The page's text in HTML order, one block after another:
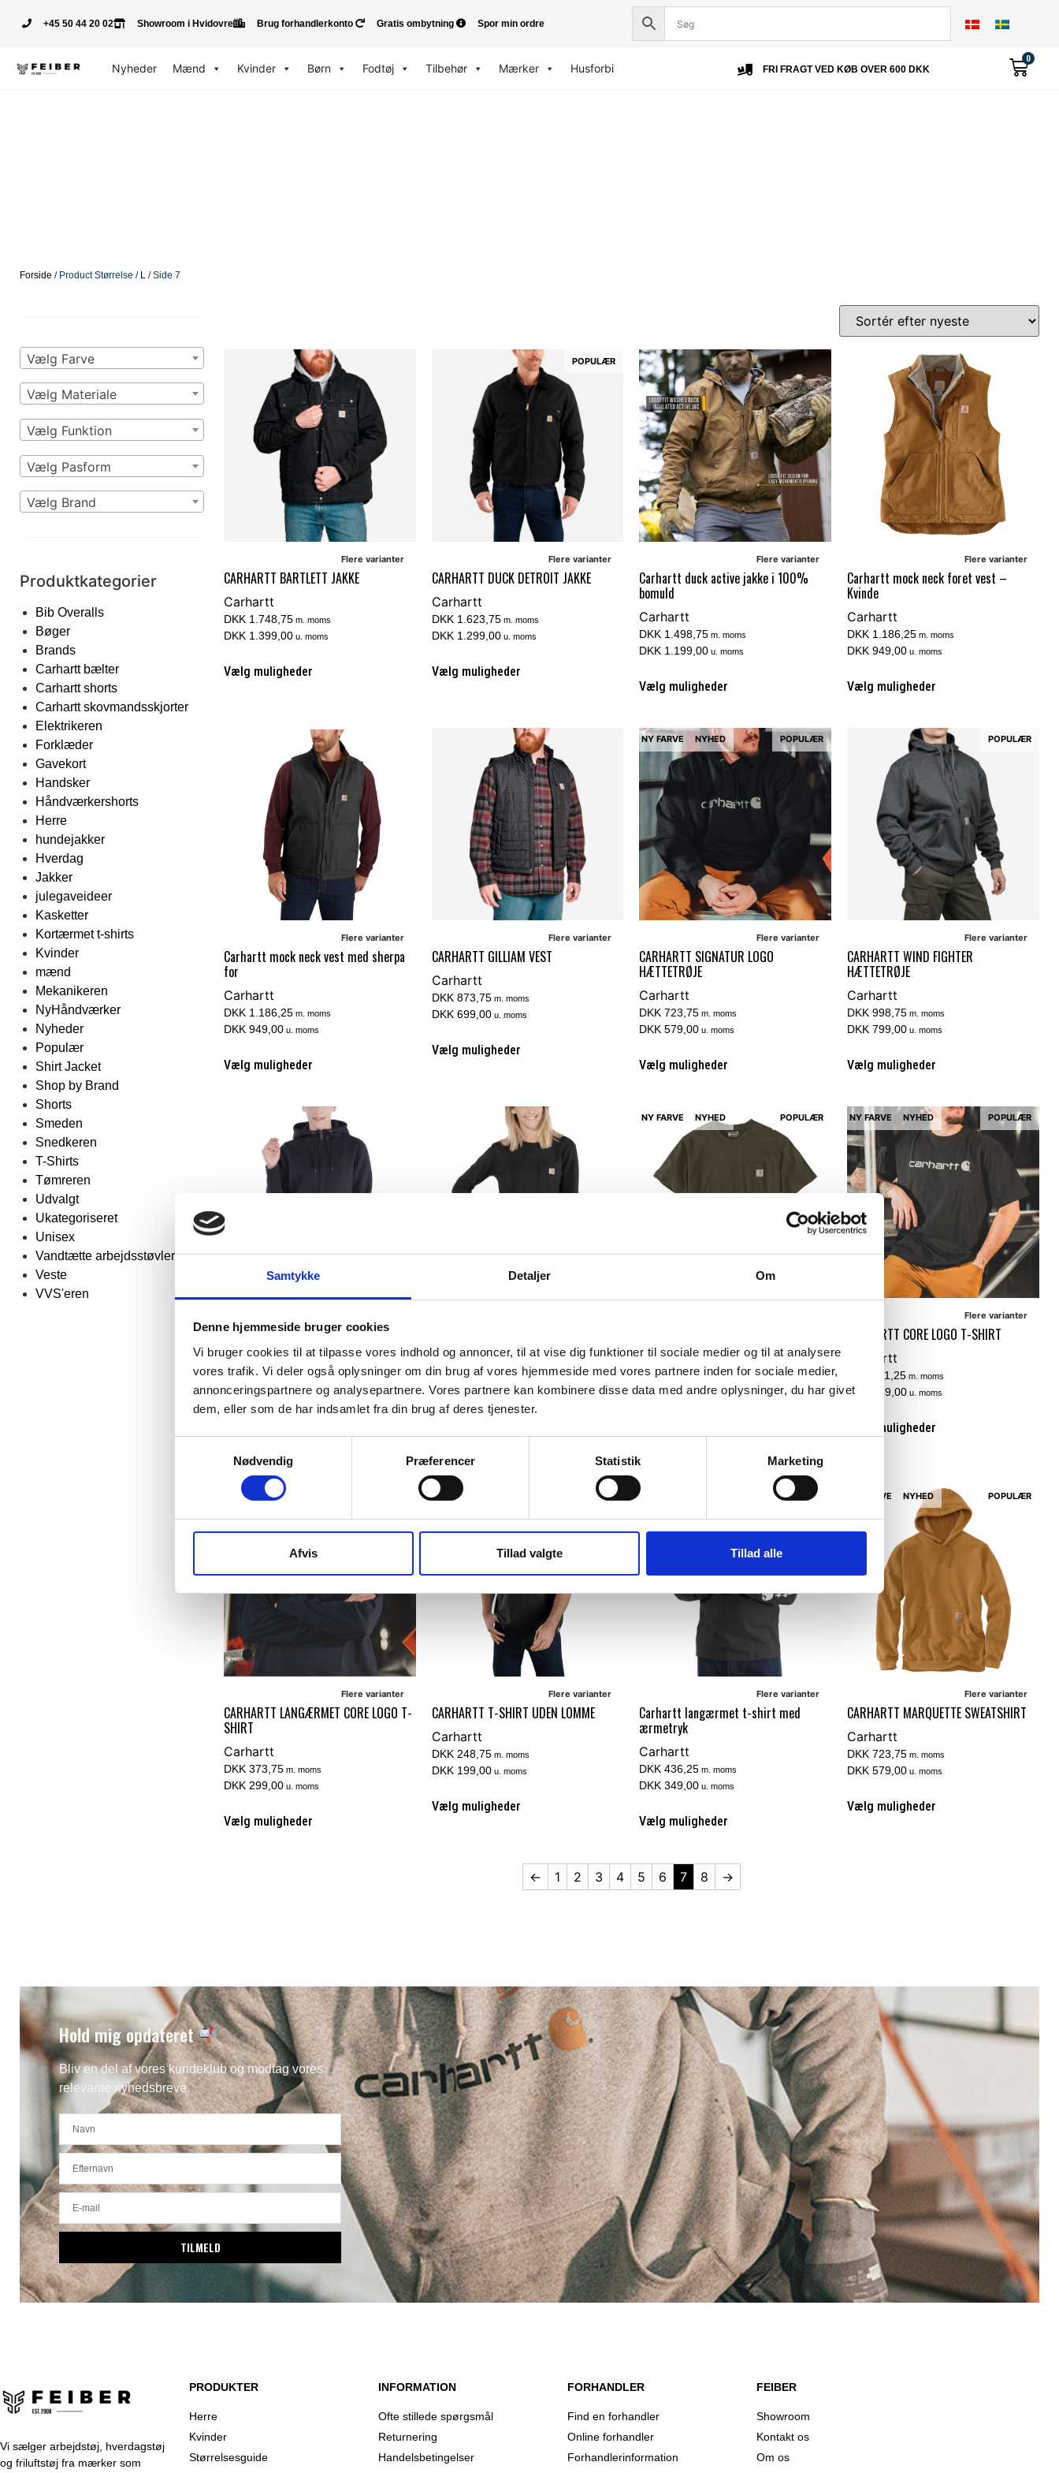
Samtykke Detaljer Om
Denne hjemmeside bruger cookies
Vi bruger cookies til at tilpasse vores indhold og annoncer, til at vise dig funktioner til sociale medier og til at analysere
vores trafik. Vi deler også oplysninger om din brug af vores hjemmeside med vores partnere inden for sociale medier,
annonceringspartnere og analysepartnere. Vores partnere kan kombinere disse data med andre oplysninger, du har givet
dem, eller som de har indsamlet fra din brug af deres tjenester.
Nødvendig
Præferencer Statistik Marketing
Afvis Tillad valgte Tillad alle
+45 50 44 20 02 Showroom i Hvidovre Brug forhandlerkonto Gratis ombytning Spor min ordre
Nyheder Mænd Kvinder Børn Fodtøj Tilbehør Mærker Husforbi FRI FRAGT VED KØB OVER 600 DKK
0
Forside / Product Størrelse / L / Side 7
Vælg Farve
Vælg Materiale
Vælg Funktion
Vælg Pasform
Vælg Brand
Produktkategorier
Bib Overalls
Bøger
Brands
Carhartt bælter
Carhartt shorts
Carhartt skovmandsskjorter
Elektrikeren
Forklæder
Gavekort
Handsker
Håndværkershorts
Herre
hundejakker
Hverdag
Jakker
julegaveideer
Kasketter
Kortærmet t-shirts
Kvinder
mænd
Mekanikeren
NyHåndværker
Nyheder
Populær
Shirt Jacket
Shop by Brand
Shorts
Smeden
Snedkeren
T-Shirts
Tømreren
Udvalgt
Ukategoriseret
Unisex
Vandtætte arbejdsstøvler
Veste
VVS'eren
Flere varianter
CARHARTT BARTLETT JAKKE
Carhartt
DKK 1.748,75m. moms
DKK 1.399,00u. moms
Vælg muligheder
POPULÆR
Flere varianter
CARHARTT DUCK DETROIT JAKKE
Carhartt
DKK 1.623,75m. moms
DKK 1.299,00u. moms
Vælg muligheder
Flere varianter
Carhartt duck active jakke i 100%
bomuld
Carhartt
DKK 1.498,75 m. moms
DKK 1.199,00 u. moms
Vælg muligheder
Flere varianter
Carhartt mock neck foret vest –
Kvinde
Carhartt
DKK 1.186,25 m. moms
DKK 949,00 u. moms
Vælg muligheder
Flere varianter
Carhartt mock neck vest med sherpa
for
Carhartt
DKK 1.186,25m. moms
DKK 949,00u. moms
Vælg muligheder
Flere varianter
CARHARTT GILLIAM VEST
Carhartt
DKK 873,75m. moms
DKK 699,00u. moms
Vælg muligheder
NY FARVE NYHED POPULÆR
Flere varianter
CARHARTT SIGNATUR LOGO
HÆTTETRØJE
Carhartt
DKK 723,75 m. moms
DKK 579,00 u. moms
Vælg muligheder
POPULÆR
Flere varianter
CARHARTT WIND FIGHTER
HÆTTETRØJE
Carhartt
DKK 998,75 m. moms
DKK 799,00 u. moms
Vælg muligheder
Carhartt clarksburg hættetrøje med
lynlås
Carhartt
DKK 723,75m. moms
DKK 579,00u. moms
brystlomme
Carhartt
DKK 311,25m. moms
DKK 249,00u. moms
NY FARVE NYHED POPULÆR
LOMME
Carhartt
DKK 273,75m. moms
NY FARVE NYHED POPULÆR
Flere varianter
CARHARTT CORE LOGO T-SHIRT
Carhartt
DKK 311,25 m. moms
DKK 249,00 u. moms
Vælg muligheder
NYHED
Flere varianter
CARHARTT LANGÆRMET CORE LOGO T-
SHIRT
Carhartt
DKK 373,75m. moms
DKK 299,00u. moms
Vælg muligheder
NYHED POPULÆR
Flere varianter
CARHARTT T-SHIRT UDEN LOMME
Carhartt
DKK 248,75m. moms
DKK 199,00u. moms
Vælg muligheder
Flere varianter
Carhartt langærmet t-shirt med
ærmetryk
Carhartt
DKK 436,25 m. moms
DKK 349,00 u. moms
Vælg muligheder
NY FARVE NYHED POPULÆR
Flere varianter
CARHARTT MARQUETTE SWEATSHIRT
Carhartt
DKK 723,75 m. moms
DKK 579,00 u. moms
Vælg muligheder
← 1 2 3 4 5 6 7 8 →
Hold mig opdateret
Bliv en del af vores kundeklub og modtag vores
relevante nyhedsbreve.
TILMELD
Vi sælger arbejdstøj, hverdagstøj
og friluftstøj fra mærker som
PRODUKTER
Herre
Kvinder
Størrelsesguide
INFORMATION
Ofte stillede spørgsmål
Returnering
Handelsbetingelser
FORHANDLER
Find en forhandler
Online forhandler
Forhandlerinformation
FEIBER
Showroom
Kontakt os
Om os